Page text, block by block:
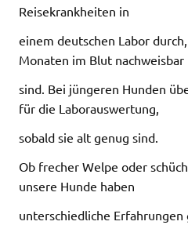
Reisekrankheiten in
einem deutschen Labor
Monaten im Blut nachweisbar
sind. Bei jüngeren Hunden
für die Laborauswertung,
sobald sie alt genug sind.
Ob frecher Welpe oder
unsere Hunde haben
unterschiedliche